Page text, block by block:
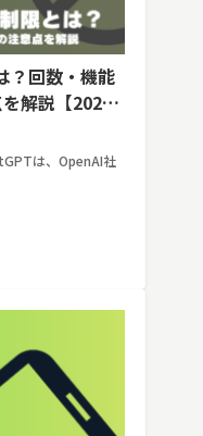
？回数・機能
解説【2026
は、OpenAI社